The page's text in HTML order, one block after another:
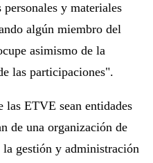
personales y materiales
algún miembro del
asimismo de la
las participaciones".
las ETVE sean entidades
de una organización de
la gestión y administración